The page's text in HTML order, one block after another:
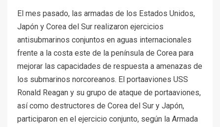
El mes pasado, las armadas de los Estados Unidos,
Japón y Corea del Sur realizaron ejercicios
antisubmarinos conjuntos en aguas internacionales
frente a la costa este de la península de Corea para
mejorar las capacidades de respuesta a amenazas de
los submarinos norcoreanos. El portaaviones USS
Ronald Reagan y su grupo de ataque de portaaviones,
así como destructores de Corea del Sur y Japón,
participaron en el ejercicio conjunto, según la Armada